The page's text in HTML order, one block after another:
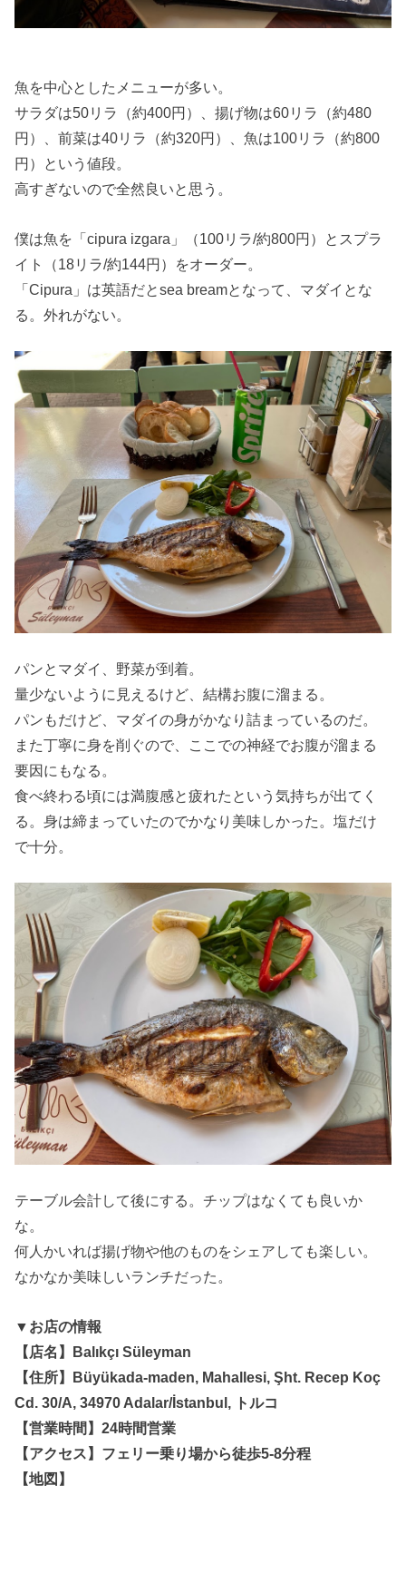
魚を中心としたメニューが多い。
サラダは50リラ（約400円）、揚げ物は60リラ（約480
円）、前菜は40リラ（約320円）、魚は100リラ（約800
円）という値段。
高すぎないので全然良いと思う。
僕は魚を「cipura izgara」（100リラ/約800円）とスプラ
イト（18リラ/約144円）をオーダー。
「Cipura」は英語だとsea breamとなって、マダイとな
る。外れがない。
パンとマダイ、野菜が到着。
量少ないように見えるけど、結構お腹に溜まる。
パンもだけど、マダイの身がかなり詰まっているのだ。
また丁寧に身を削ぐので、ここでの神経でお腹が溜まる
要因にもなる。
食べ終わる頃には満腹感と疲れたという気持ちが出てく
る。身は締まっていたのでかなり美味しかった。塩だけ
で十分。
テーブル会計して後にする。チップはなくても良いか
な。
何人かいれば揚げ物や他のものをシェアしても楽しい。
なかなか美味しいランチだった。
▼お店の情報
【店名】Balıkçı Süleyman
【住所】Büyükada-maden, Mahallesi, Şht. Recep Koç
Cd. 30/A, 34970 Adalar/İstanbul, トルコ
【営業時間】24時間営業
【アクセス】フェリー乗り場から徒歩5-8分程
【地図】